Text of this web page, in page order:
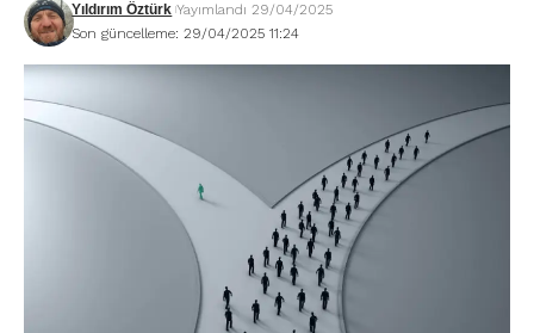
Son güncelleme: 29/04/2025 11:24
Yıldırım Öztürk Yayımlandı 29/04/2025